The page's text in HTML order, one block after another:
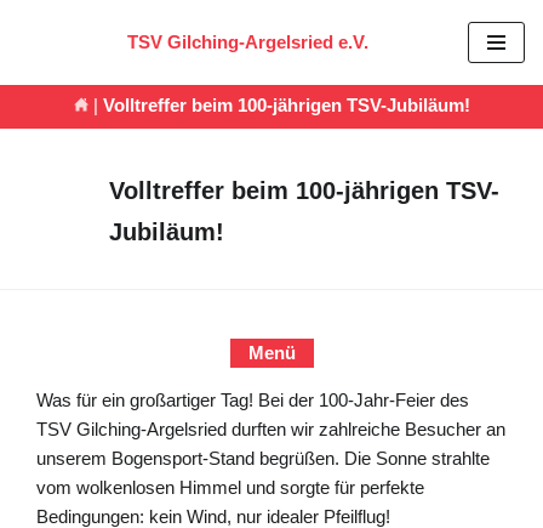
TSV Gilching-Argelsried e.V.
| Volltreffer beim 100-jährigen TSV-Jubiläum!
Volltreffer beim 100-jährigen TSV-
Jubiläum!
Menü
Was für ein großartiger Tag! Bei der 100-Jahr-Feier des
TSV Gilching-Argelsried durften wir zahlreiche Besucher an
unserem Bogensport-Stand begrüßen. Die Sonne strahlte
vom wolkenlosen Himmel und sorgte für perfekte
Bedingungen: kein Wind, nur idealer Pfeilflug!